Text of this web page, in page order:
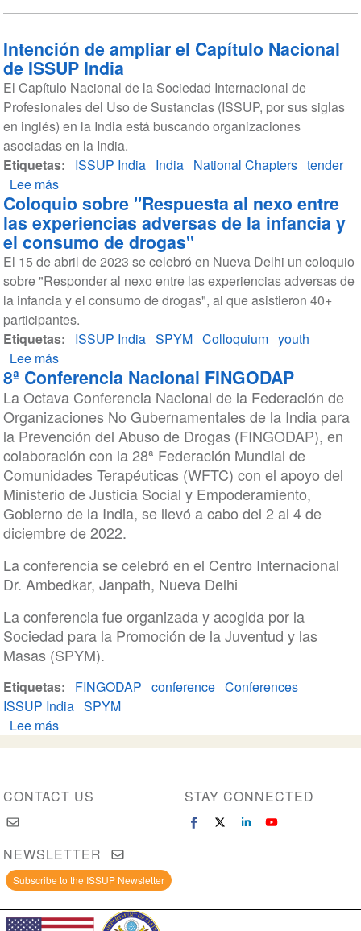
Intención de ampliar el Capítulo Nacional
de ISSUP India
El Capítulo Nacional de la Sociedad Internacional de
Profesionales del Uso de Sustancias (ISSUP, por sus siglas
en inglés) en la India está buscando organizaciones
asociadas en la India.
Etiquetas
ISSUP India India National Chapters tender
Lee mássobre
Intención
de
ampliar
el
Capítulo
Nacional
de
ISSUP
India
Coloquio sobre "Respuesta al nexo entre
las experiencias adversas de la infancia y
el consumo de drogas"
El 15 de abril de 2023 se celebró en Nueva Delhi un coloquio
sobre "Responder al nexo entre las experiencias adversas de
la infancia y el consumo de drogas", al que asistieron 40+
participantes.
Etiquetas
ISSUP India SPYM Colloquium youth
Lee mássobre
Coloquio
sobre
"Respuesta
al
nexo
entre
las
experiencias
adversas
la
infancia
y
el
consumo
de
drogas"
8ª Conferencia Nacional FINGODAP
La Octava Conferencia Nacional de la Federación de
Organizaciones No Gubernamentales de la India para
la Prevención del Abuso de Drogas (FINGODAP), en
colaboración con la 28ª Federación Mundial de
Comunidades Terapéuticas (WFTC) con el apoyo del
Ministerio de Justicia Social y Empoderamiento,
Gobierno de la India, se llevó a cabo del 2 al 4 de
diciembre de 2022.
La conferencia se celebró en el Centro Internacional
Dr. Ambedkar, Janpath, Nueva Delhi
La conferencia fue organizada y acogida por la
Sociedad para la Promoción de la Juventud y las
Masas (SPYM).
Etiquetas FINGODAP conference Conferences
ISSUP India SPYM
Lee mássobre
8ª
FINGODAP
CONTACT US STAY CONNECTED
NEWSLETTER
Subscribe to the ISSUP Newsletter